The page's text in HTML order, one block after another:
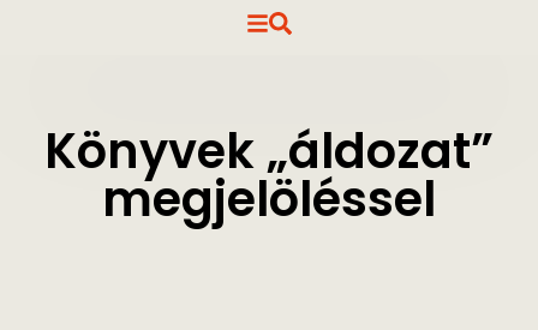
Könyvek „áldozat”
megjelöléssel